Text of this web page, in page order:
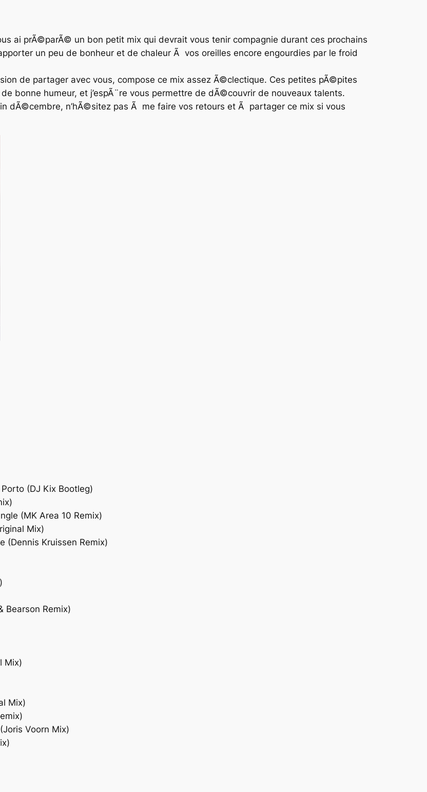
ai prÃ©parÃ© un bon petit mix qui devrait vous tenir compagnie durant ces prochains
un peu de bonheur et de chaleur Ã vos oreilles encore engourdies par le froid
de partager avec vous, compose ce mix assez Ã©clectique. Ces petites pÃ©pites
bonne humeur, et j’espÃ¨re vous permettre de dÃ©couvrir de nouveaux talents.
dÃ©cembre, n’hÃ©sitez pas Ã me faire vos retours et Ã partager ce mix si vous
(DJ Kix Bootleg)
(MK Area 10 Remix)
Mix)
(Dennis Kruissen Remix)
Bearson Remix)
Mix)
Mix)
Voorn Mix)